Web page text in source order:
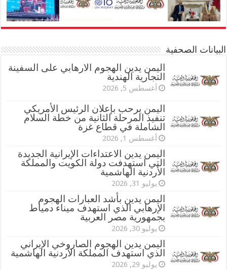
البيانات الصحفية
اليمن يدين الهجوم الارهابي على السفينة
التجارية الهندية
أغسطس 5, 2026
اليمن يرحب بإعلان الرئيس الأمريكي
تنفيذ المرحلة الثانية من خطة السلام
الشاملة في قطاع غزة
أغسطس 1, 2026
اليمن يدين الاعتداءات الإيرانية الجديدة
التي استهدفت دولة الكويت والمملكة
الأردنية الهاشمية
يوليو 31, 2026
اليمن يدين بأشد العبارات الهجوم
الإرهابي الذي استهدف ميناء دمياط
بجمهورية مصر العربية
يوليو 30, 2026
اليمن يدين الهجوم الصاروخي الإيراني
الذي استهدف المملكة الأردنية الهاشمية
يوليو 29, 2026